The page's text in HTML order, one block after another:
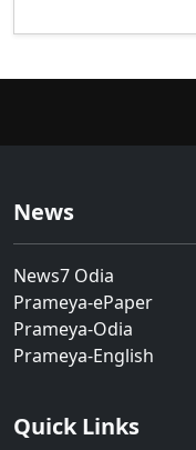
News
News7 Odia
Prameya-ePaper
Prameya-Odia
Prameya-English
Quick Links